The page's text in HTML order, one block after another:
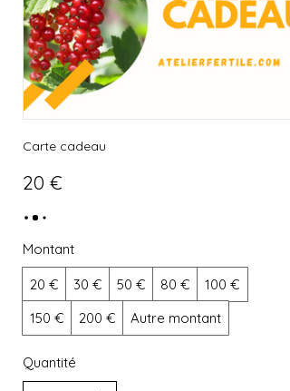
Carte cadeau
20 €
Montant
20 € 30 € 50 € 80 €
100 €
150 €
200 € Autre montant
Quantité